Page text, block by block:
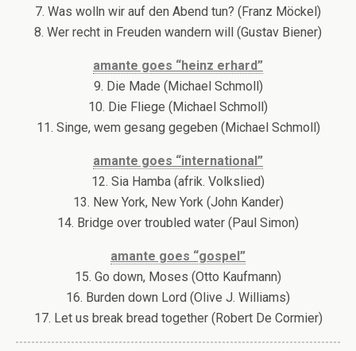
7. Was wolln wir auf den Abend tun? (Franz Möckel)
8. Wer recht in Freuden wandern will (Gustav Biener)
amante goes “heinz erhard”
9. Die Made (Michael Schmoll)
10. Die Fliege (Michael Schmoll)
11. Singe, wem gesang gegeben (Michael Schmoll)
amante goes “international”
12. Sia Hamba (afrik. Volkslied)
13. New York, New York (John Kander)
14. Bridge over troubled water (Paul Simon)
amante goes “gospel”
15. Go down, Moses (Otto Kaufmann)
16. Burden down Lord (Olive J. Williams)
17. Let us break bread together (Robert De Cormier)